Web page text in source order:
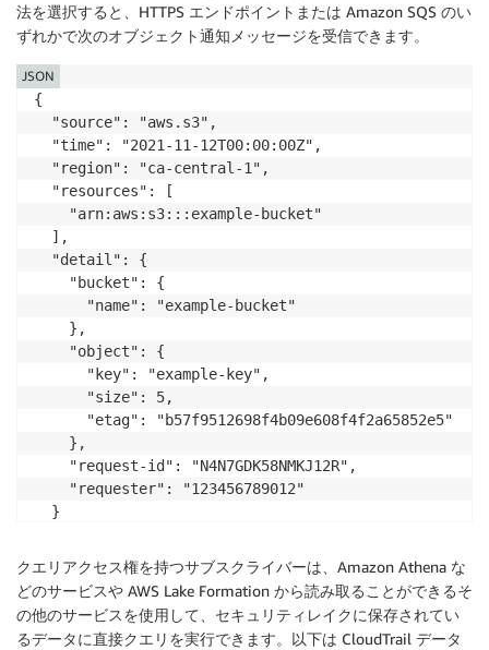
法を選択すると、HTTPS エンドポイントまたは Amazon SQS のい
ずれかで次のオブジェクト通知メッセージを受信できます。
{
  "source": "aws.s3",
  "time": "2021-11-12T00:00:00Z",
  "region": "ca-central-1",
  "resources": [
    "arn:aws:s3:::example-bucket"
  ],
  "detail": {
    "bucket": {
      "name": "example-bucket"
    },
    "object": {
      "key": "example-key",
      "size": 5,
      "etag": "b57f9512698f4b09e608f4f2a65852e5"
    },
    "request-id": "N4N7GDK58NMKJ12R",
    "requester": "123456789012"
  }
JSON
クエリアクセス権を持つサブスクライバーは、Amazon Athena な
どのサービスや AWS Lake Formation から読み取ることができるそ
の他のサービスを使用して、セキュリティレイクに保存されてい
るデータに直接クエリを実行できます。以下は CloudTrail データ